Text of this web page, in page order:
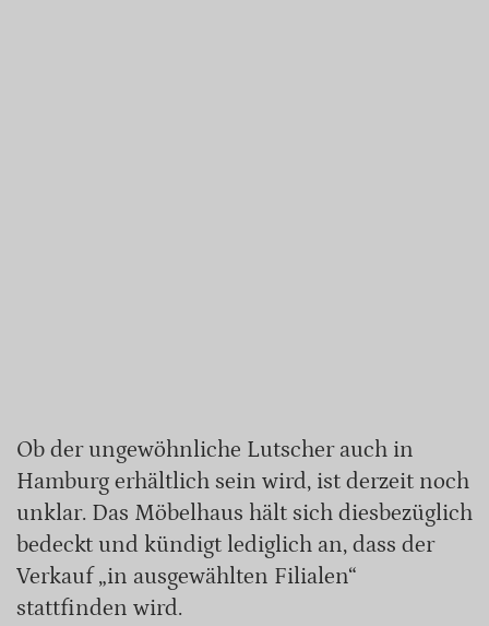
Ob der ungewöhnliche Lutscher auch in
Hamburg erhältlich sein wird, ist derzeit noch
unklar. Das Möbelhaus hält sich diesbezüglich
bedeckt und kündigt lediglich an, dass der
Verkauf „in ausgewählten Filialen“
stattfinden wird.